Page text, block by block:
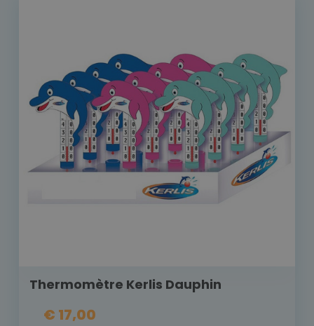
Thermomètre Kerlis Dauphin
€ 17,00